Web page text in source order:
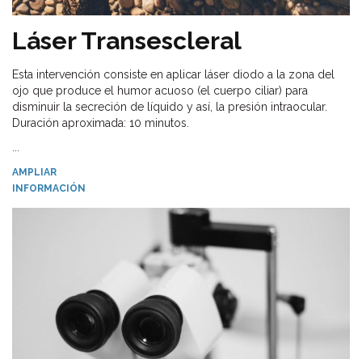
Láser Transescleral
Esta intervención consiste en aplicar láser diodo a la zona del
ojo que produce el humor acuoso (el cuerpo ciliar) para
disminuir la secreción de líquido y así, la presión intraocular.
Duración aproximada: 10 minutos.
AMPLIAR
INFORMACIÓN